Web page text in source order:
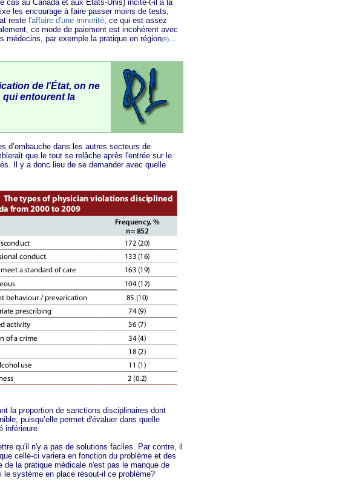
au Canada et aux États-Unis) incite-t-il à la
les encourage à faire passer moins de tests,
reste l'affaire d'une minorité , ce qui est assez
ce mode de paiement est incohérent avec
médecins, par exemple la pratique en région(9)
de l'État, on ne
qui entourent la
dans les autres secteurs de
que le tout se relâche après l'entrée sur le
Il y a donc lieu de se demander avec quelle
proportion de sanctions disciplinaires dont
puisqu’elle permet d'évaluer dans quelle
inférieure.
qu'il n'y a pas de solutions faciles. Par contre, il
celle-ci variera en fonction du problème et des
la pratique médicale n'est pas le manque de
système en place résout-il ce problème?